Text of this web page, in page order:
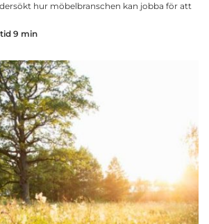
hur möbelbranschen kan jobba för att
9 min